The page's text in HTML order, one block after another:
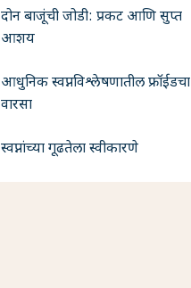
दोन बाजूंची जोडी: प्रकट आणि सुप्त
आशय
आधुनिक स्वप्नविश्लेषणातील फ्रॉईडचा
वारसा
स्वप्नांच्या गूढतेला स्वीकारणे